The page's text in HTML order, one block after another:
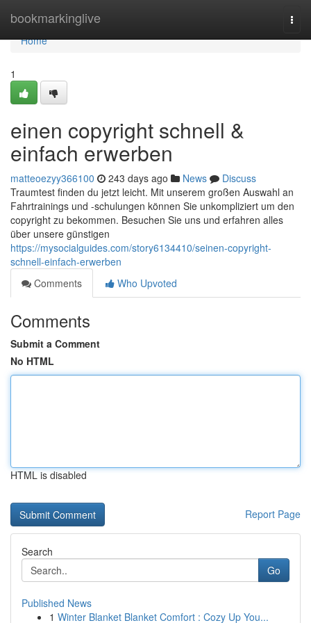
bookmarkinglive
Home
Home
1
einen copyright schnell &
einfach erwerben
matteoezyy366100 243 days ago News
Discuss
Traumtest finden du jetzt leicht. Mit unserem großen Auswahl an
Fahrtrainings und -schulungen können Sie unkompliziert um den
copyright zu bekommen. Besuchen Sie uns und erfahren alles
über unsere günstigen
https://mysocialguides.com/story6134410/seinen-copyright-
schnell-einfach-erwerben
Comments
Who Upvoted
Comments
Submit a Comment
No HTML
HTML is disabled
Report Page
Search
Go
Published News
1 Winter Blanket Blanket Comfort : Cozy Up You...